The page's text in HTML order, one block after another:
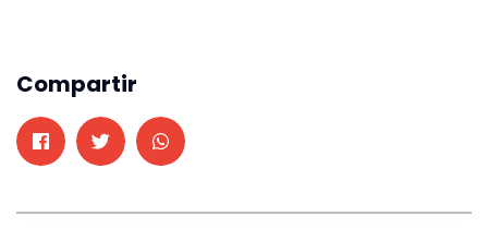
Compartir